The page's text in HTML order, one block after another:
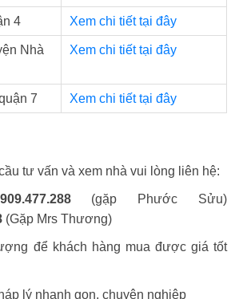
4 Xem chi tiết tại đây
Nhà
Xem chi tiết tại đây
7 Xem chi tiết tại đây
tư vấn và xem nhà vui lòng liên hệ:
(gặp Phước Sửu)
(Gặp Mrs Thương)
để khách hàng mua được giá tốt
lý nhanh gọn, chuyên nghiệp